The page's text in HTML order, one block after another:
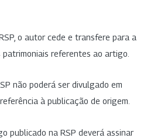
o autor cede e transfere para a
patrimoniais referentes ao artigo.
não poderá ser divulgado em
à publicação de origem.
publicado na RSP deverá assinar